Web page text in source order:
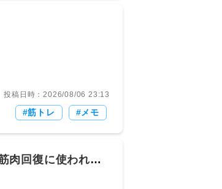
投稿日時：2026/08/06 23:13
筋トレ メモ
肉回復に使われる